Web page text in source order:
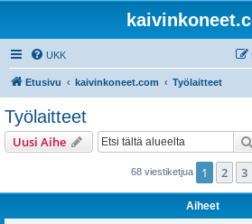
UKK
Etusivu kaivinkoneet.com Työlaitteet
Työlaitteet
Uusi Aihe
68 viestiketjua 1 2 3
Aiheet